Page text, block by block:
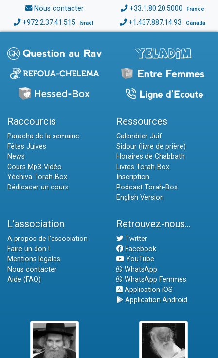
Nous contacter +33.1.80.20.5000 France
+972.2.37.41.515 Israël +1.437.887.14.93 Canada
Raccourcis
Paracha de la semaine
Fêtes Juives
News
Cours Mp3-Vidéo
Yéchiva Torah-Box
Dédicacer un cours
Ressources
Calendrier Juif
Sidour (livre de prière)
Horaires de Chabbath
Livres Torah-Box
Inscription
Podcast Torah-Box
English Version
L'association
A propos de l'association
Faire un don !
Mentions légales
Nous contacter
Aide (FAQ)
Retrouvez-nous...
Twitter
Facebook
YouTube
WhatsApp
WhatsApp Femmes
Application iOS
Application Android